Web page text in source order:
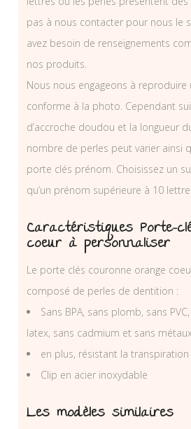
pas à nous contacter pour nous le
avez besoin de renseignements
nos produits.
Nous nous engageons à reproduire
conforme à la photo. Cependant
d’accroche doudou et la longueur
nombre de perles peut varier ainsi
porte clés prénom. Choisissez un
qu’un prénom supérieure à 10
Caractéristiques Porte-
coeur à personnaliser
Le porte clés couronne orange
composé de perles de dentition :
Sans BPA, sans plomb, sans
latex, sans cadmium et sans
en plus, résistant la transpiration
Clip en acier inoxydable
Les modèles similaires